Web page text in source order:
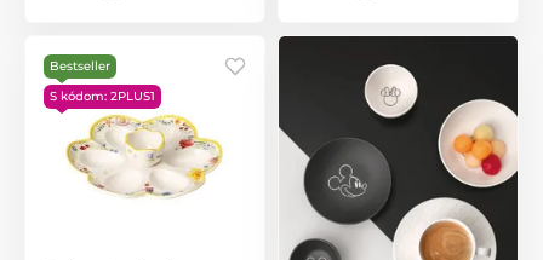
Bestseller
S kódom: 2PLUS1